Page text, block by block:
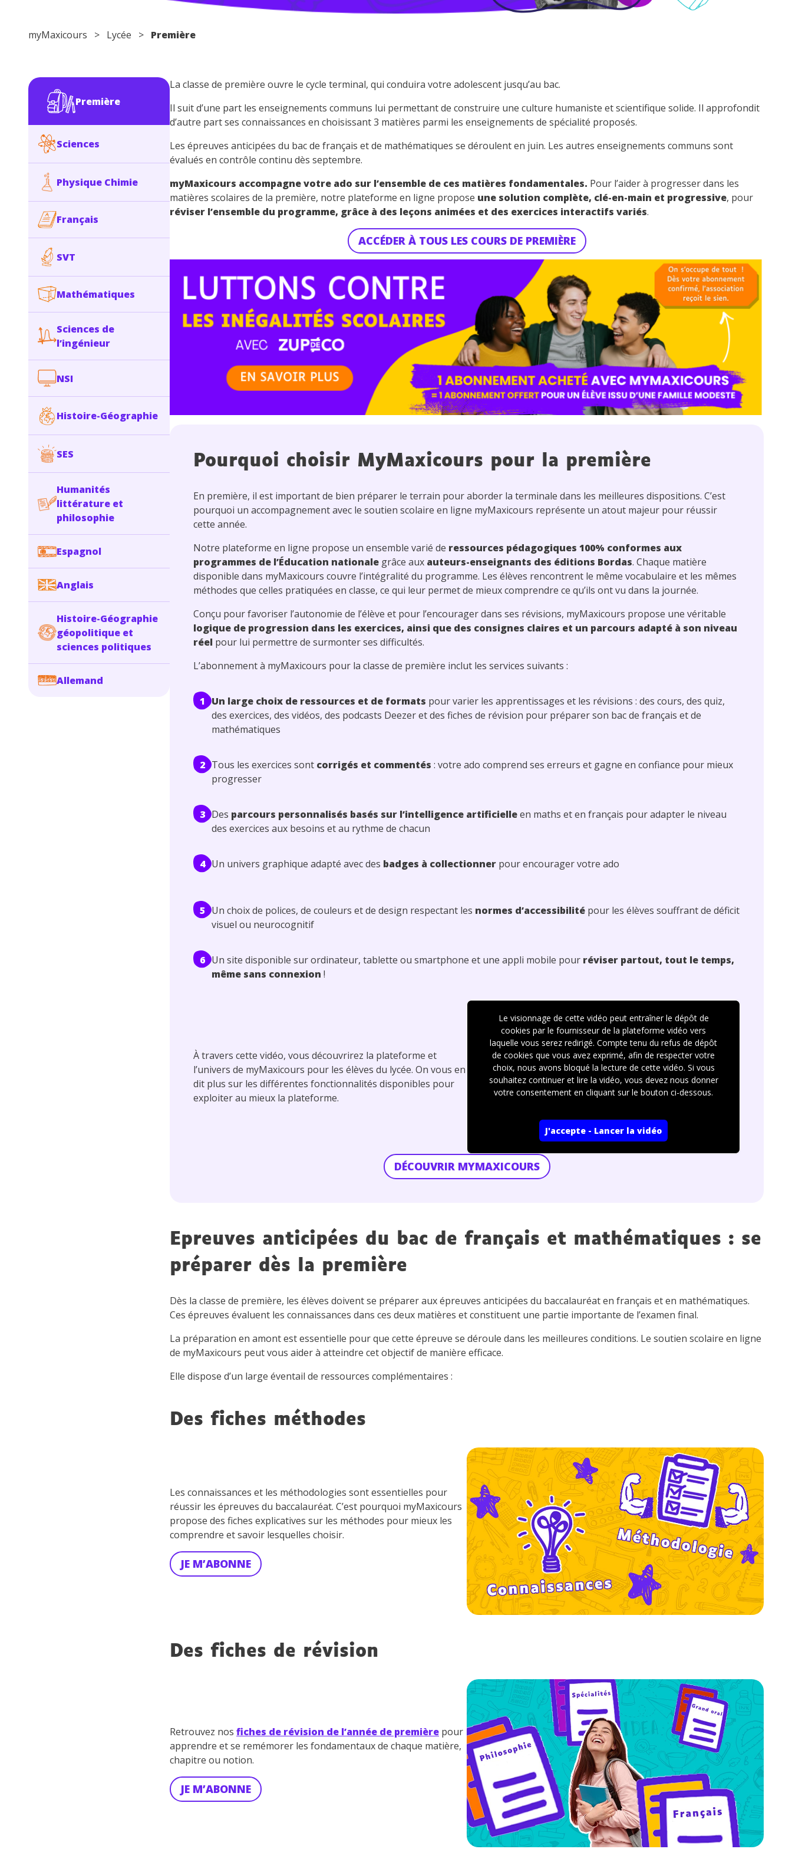
myMaxicours > Lycée > Première
Première
Sciences
Physique Chimie
Français
SVT
Mathématiques
Sciences de
l’ingénieur
NSI
Histoire-Géographie
SES
Humanités
littérature et
philosophie
Espagnol
Anglais
Histoire-Géographie
géopolitique et
sciences politiques
Allemand
La classe de première ouvre le cycle terminal, qui conduira votre adolescent jusqu’au bac.
Il suit d’une part les enseignements communs lui permettant de construire une culture humaniste et scientifique solide. Il approfondit
d’autre part ses connaissances en choisissant 3 matières parmi les enseignements de spécialité proposés.
Les épreuves anticipées du bac de français et de mathématiques se déroulent en juin. Les autres enseignements communs sont
évalués en contrôle continu dès septembre.
myMaxicours accompagne votre ado sur l’ensemble de ces matières fondamentales. Pour l’aider à progresser dans les
matières scolaires de la première, notre plateforme en ligne propose une solution complète, clé-en-main et progressive, pour
réviser l’ensemble du programme, grâce à des leçons animées et des exercices interactifs variés.
ACCÉDER À TOUS LES COURS DE PREMIÈRE
Pourquoi choisir MyMaxicours pour la première
En première, il est important de bien préparer le terrain pour aborder la terminale dans les meilleures dispositions. C’est
pourquoi un accompagnement avec le soutien scolaire en ligne myMaxicours représente un atout majeur pour réussir
cette année.
Notre plateforme en ligne propose un ensemble varié de ressources pédagogiques 100% conformes aux
programmes de l’Éducation nationale grâce aux auteurs-enseignants des éditions Bordas. Chaque matière
disponible dans myMaxicours couvre l’intégralité du programme. Les élèves rencontrent le même vocabulaire et les mêmes
méthodes que celles pratiquées en classe, ce qui leur permet de mieux comprendre ce qu’ils ont vu dans la journée.
Conçu pour favoriser l’autonomie de l’élève et pour l’encourager dans ses révisions, myMaxicours propose une véritable
logique de progression dans les exercices, ainsi que des consignes claires et un parcours adapté à son niveau
réel pour lui permettre de surmonter ses difficultés.
L’abonnement à myMaxicours pour la classe de première inclut les services suivants :
1 Un large choix de ressources et de formats pour varier les apprentissages et les révisions : des cours, des quiz,
des exercices, des vidéos, des podcasts Deezer et des fiches de révision pour préparer son bac de français et de
mathématiques
2 Tous les exercices sont corrigés et commentés : votre ado comprend ses erreurs et gagne en confiance pour mieux
progresser
3 Des parcours personnalisés basés sur l’intelligence artificielleen maths et en français pour adapter le niveau
des exercices aux besoins et au rythme de chacun
4 Un univers graphique adapté avec des badges à collectionnerpour encourager votre ado
5 Un choix de polices, de couleurs et de design respectant les normes d’accessibilitépour les élèves souffrant de déficit
visuel ou neurocognitif
6 Un site disponible sur ordinateur, tablette ou smartphone et une appli mobile pour réviser partout, tout le temps,
même sans connexion !
À travers cette vidéo, vous découvrirez la plateforme et
l’univers de myMaxicours pour les élèves du lycée. On vous en
dit plus sur les différentes fonctionnalités disponibles pour
exploiter au mieux la plateforme.
Le visionnage de cette vidéo peut entraîner le dépôt de
cookies par le fournisseur de la plateforme vidéo vers
laquelle vous serez redirigé. Compte tenu du refus de dépôt
de cookies que vous avez exprimé, afin de respecter votre
choix, nous avons bloqué la lecture de cette vidéo. Si vous
souhaitez continuer et lire la vidéo, vous devez nous donner
votre consentement en cliquant sur le bouton ci-dessous.
J'accepte - Lancer la vidéo
DÉCOUVRIR MYMAXICOURS
Epreuves anticipées du bac de français et mathématiques : se
préparer dès la première
Dès la classe de première, les élèves doivent se préparer aux épreuves anticipées du baccalauréat en français et en mathématiques.
Ces épreuves évaluent les connaissances dans ces deux matières et constituent une partie importante de l’examen final.
La préparation en amont est essentielle pour que cette épreuve se déroule dans les meilleures conditions. Le soutien scolaire en ligne
de myMaxicours peut vous aider à atteindre cet objectif de manière efficace.
Elle dispose d’un large éventail de ressources complémentaires :
Des fiches méthodes
Les connaissances et les méthodologies sont essentielles pour
réussir les épreuves du baccalauréat. C’est pourquoi myMaxicours
propose des fiches explicatives sur les méthodes pour mieux les
comprendre et savoir lesquelles choisir.
JE M’ABONNE
Des fiches de révision
Retrouvez nos fiches de révision de l’année de première pour
apprendre et se remémorer les fondamentaux de chaque matière,
chapitre ou notion.
JE M’ABONNE